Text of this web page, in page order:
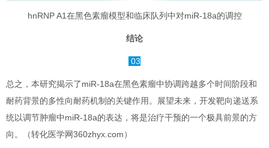
hnRNP A1在黑色素瘤模型和临床队列中对miR-18a的调控
结论
03
总之，本研究揭示了miR-18a在黑色素瘤中协调跨越多个时间阶段和
耐药背景的多性向耐药机制的关键作用。展望未来，开发靶向递送系
统以调节肿瘤中miR-18a的表达，将是治疗干预的一个极具前景的方
向。（转化医学网360zhyx.com）